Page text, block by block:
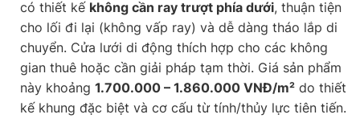
có thiết kế không cần ray trượt phía dưới, thuận tiện
cho lối đi lại (không vấp ray) và dễ dàng tháo lắp di
chuyển. Cửa lưới di động thích hợp cho các không
gian thuê hoặc cần giải pháp tạm thời. Giá sản phẩm
này khoảng 1.700.000 – 1.860.000 VNĐ/m² do thiết
kế khung đặc biệt và cơ cấu từ tính/thủy lực tiên tiến.